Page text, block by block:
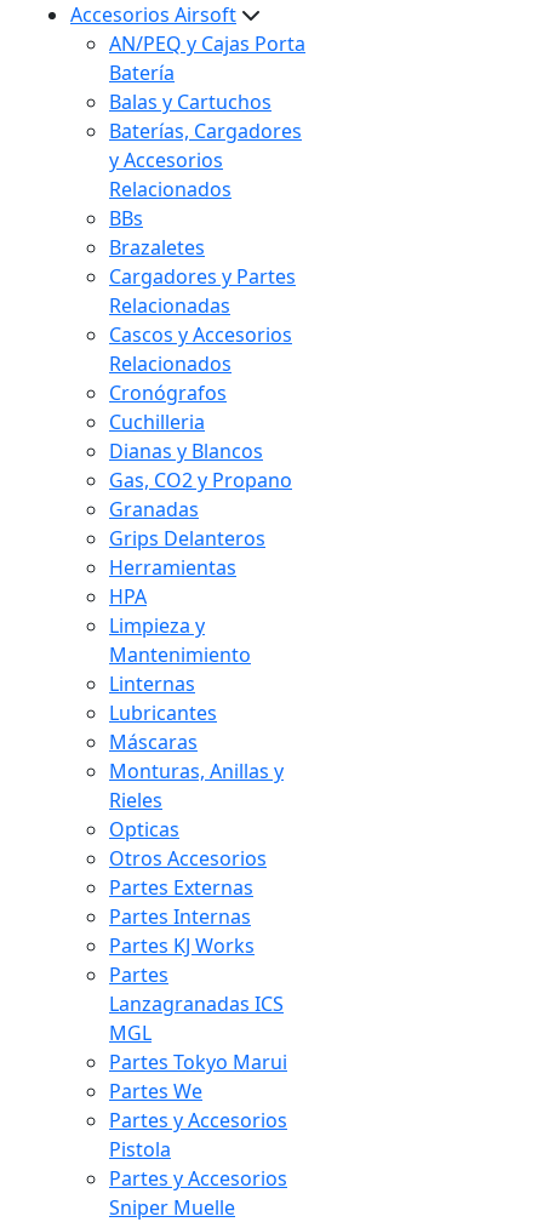
Accesorios Airsoft
AN/PEQ y Cajas Porta
Batería
Balas y Cartuchos
Baterías, Cargadores
y Accesorios
Relacionados
BBs
Brazaletes
Cargadores y Partes
Relacionadas
Cascos y Accesorios
Relacionados
Cronógrafos
Cuchilleria
Dianas y Blancos
Gas, CO2 y Propano
Granadas
Grips Delanteros
Herramientas
HPA
Limpieza y
Mantenimiento
Linternas
Lubricantes
Máscaras
Monturas, Anillas y
Rieles
Opticas
Otros Accesorios
Partes Externas
Partes Internas
Partes KJ Works
Partes
Lanzagranadas ICS
MGL
Partes Tokyo Marui
Partes We
Partes y Accesorios
Pistola
Partes y Accesorios
Sniper Muelle